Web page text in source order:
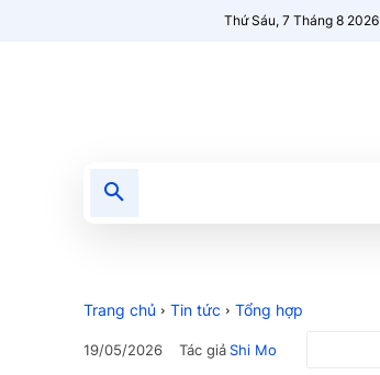
Thứ Sáu, 7 Tháng 8 2026
Trang chủ Tin tức Tổng hợp
19/05/2026 Tác giảShi Mo